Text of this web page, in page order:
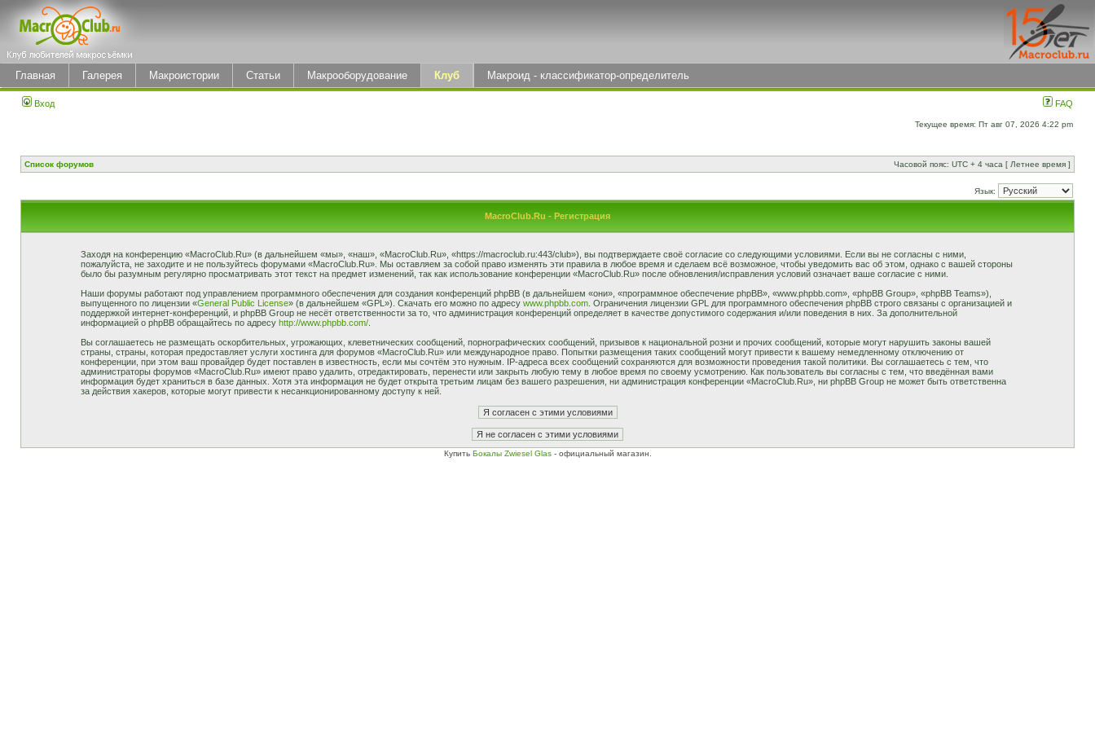
Главная Галерея Макроистории Статьи Макрооборудование Клуб Макроид - классификатор-определитель
Вход FAQ
Текущее время: Пт авг 07, 2026 4:22 pm
Список форумов Часовой пояс: UTC + 4 часа [ Летнее время ]
Язык:
MacroClub.Ru - Регистрация
Заходя на конференцию «MacroClub.Ru» (в дальнейшем «мы», «наш», «MacroClub.Ru», «https://macroclub.ru:443/club»), вы подтверждаете своё согласие со следующими условиями. Если вы не согласны с ними,
пожалуйста, не заходите и не пользуйтесь форумами «MacroClub.Ru». Мы оставляем за собой право изменять эти правила в любое время и сделаем всё возможное, чтобы уведомить вас об этом, однако с вашей стороны
было бы разумным регулярно просматривать этот текст на предмет изменений, так как использование конференции «MacroClub.Ru» после обновления/исправления условий означает ваше согласие с ними.
Наши форумы работают под управлением программного обеспечения для создания конференций phpBB (в дальнейшем «они», «программное обеспечение phpBB», «www.phpbb.com», «phpBB Group», «phpBB Teams»),
выпущенного по лицензии «General Public License» (в дальнейшем «GPL»). Скачать его можно по адресу www.phpbb.com. Ограничения лицензии GPL для программного обеспечения phpBB строго связаны с организацией и
поддержкой интернет-конференций, и phpBB Group не несёт ответственности за то, что администрация конференций определяет в качестве допустимого содержания и/или поведения в них. За дополнительной
информацией о phpBB обращайтесь по адресу http://www.phpbb.com/.
Вы соглашаетесь не размещать оскорбительных, угрожающих, клеветнических сообщений, порнографических сообщений, призывов к национальной розни и прочих сообщений, которые могут нарушить законы вашей
страны, страны, которая предоставляет услуги хостинга для форумов «MacroClub.Ru» или международное право. Попытки размещения таких сообщений могут привести к вашему немедленному отключению от
конференции, при этом ваш провайдер будет поставлен в известность, если мы сочтём это нужным. IP-адреса всех сообщений сохраняются для возможности проведения такой политики. Вы соглашаетесь с тем, что
администраторы форумов «MacroClub.Ru» имеют право удалить, отредактировать, перенести или закрыть любую тему в любое время по своему усмотрению. Как пользователь вы согласны с тем, что введённая вами
информация будет храниться в базе данных. Хотя эта информация не будет открыта третьим лицам без вашего разрешения, ни администрация конференции «MacroClub.Ru», ни phpBB Group не может быть ответственна
за действия хакеров, которые могут привести к несанкционированному доступу к ней.
Купить Бокалы Zwiesel Glas - официальный магазин.